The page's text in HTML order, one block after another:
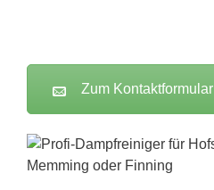
Zum Kontaktformular